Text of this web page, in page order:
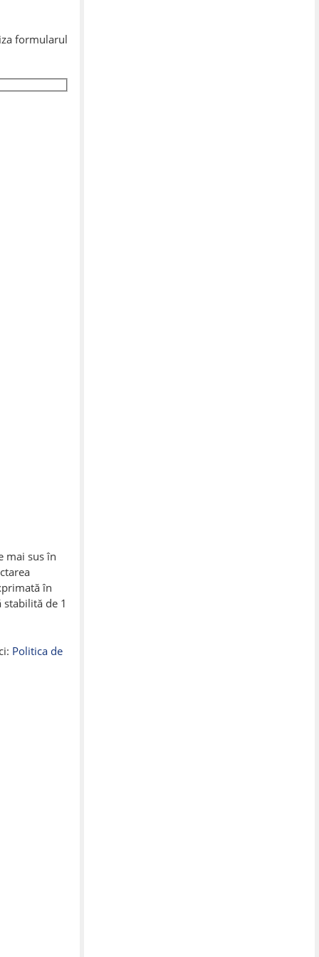
formularul
mai sus în
în
de 1
Politica de